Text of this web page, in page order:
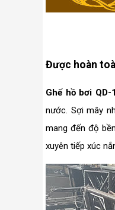
Được hoàn
Ghế hồ bơi QD-
nước. Sợi mây
mang đến độ
xuyên tiếp xúc